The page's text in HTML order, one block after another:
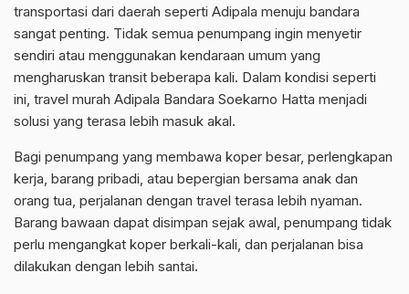
transportasi dari daerah seperti Adipala menuju bandara
sangat penting. Tidak semua penumpang ingin menyetir
sendiri atau menggunakan kendaraan umum yang
mengharuskan transit beberapa kali. Dalam kondisi seperti
ini, travel murah Adipala Bandara Soekarno Hatta menjadi
solusi yang terasa lebih masuk akal.
Bagi penumpang yang membawa koper besar, perlengkapan
kerja, barang pribadi, atau bepergian bersama anak dan
orang tua, perjalanan dengan travel terasa lebih nyaman.
Barang bawaan dapat disimpan sejak awal, penumpang tidak
perlu mengangkat koper berkali-kali, dan perjalanan bisa
dilakukan dengan lebih santai.